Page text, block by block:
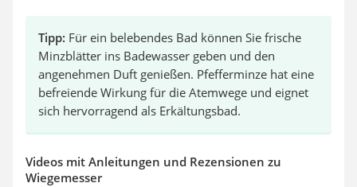
Tipp: Für ein belebendes Bad können Sie frische
Minzblätter ins Badewasser geben und den
angenehmen Duft genießen. Pfefferminze hat eine
befreiende Wirkung für die Atemwege und eignet
sich hervorragend als Erkältungsbad.
Videos mit Anleitungen und Rezensionen zu
Wiegemesser